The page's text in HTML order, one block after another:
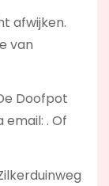
afwijken.
van
Doofpot
email: . Of